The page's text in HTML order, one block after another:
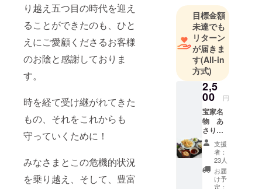
り越え五つ目の時代を迎え
ることができたのも、ひと
えにご愛顧くださるお客様
のお陰と感謝しておりま
す。
時を経て受け継がれてきた
もの、それをこれからも
守っていくために！
みなさまとこの危機的状況
を乗り越え、そして、豊富
目標金額
未達でも
リターン
が届きま
す(All-in
方式)
2,5
00 円
宝家名
物 あ
さり御
膳セッ
ト
2,500円
（税
込）
（内
支援
者：
23人
お届
け予
定：